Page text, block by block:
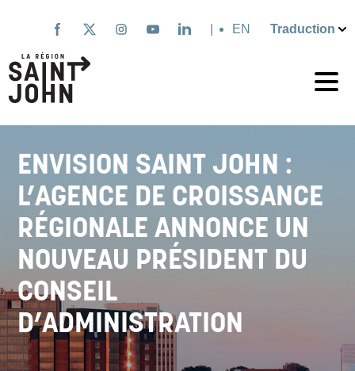
principal
English
ENVISION SAINT JOHN :
L’AGENCE DE CROISSANCE
RÉGIONALE ANNONCE UN
NOUVEAU PRÉSIDENT DU
CONSEIL
D’ADMINISTRATION